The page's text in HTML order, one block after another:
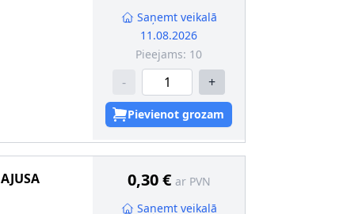
Saņemt veikalā
11.08.2026
Pieejams: 10
- +
Pievienot grozam
AJUSA
0,30 € ar PVN
Saņemt veikalā